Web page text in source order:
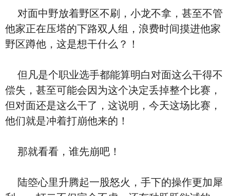
对面中野放着野区不刷，小龙不拿，甚至不管
他家正在压塔的下路双人组，浪费时间摸进他家
野区蹲他，这是想干什么？！
但凡是个职业选手都能算明白对面这么干得不
偿失，甚至可能会因为这个决定丢掉整个比赛，
但对面还是这么干了，这说明，今天这场比赛，
他们就是冲着打崩他来的！
那就看看，谁先崩吧！
陆箜心里升腾起一股怒火，手下的操作更加犀